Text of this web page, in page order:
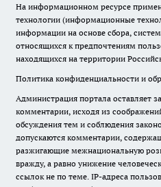
На информационном ресурсе
технологии (информационные
информации на основе сбора,
относящихся к предпочтениям
находящихся на территории
Политика конфиденциальности и
Администрация портала оставляет
комментарии, исходя из
обсуждения тем и соблюдения
допускаются комментарии,
разжигающие межнациональную
вражду, а равно унижение
ссылок не по теме. IP-адреса